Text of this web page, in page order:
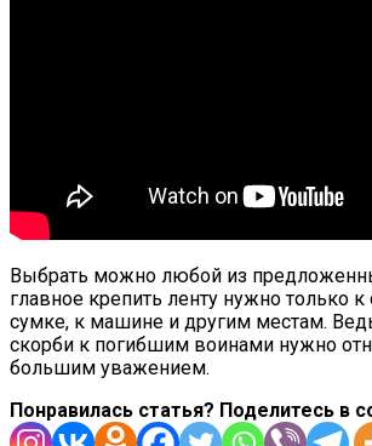
Выбрать можно любой из
главное крепить ленту нужно только
сумке, к машине и другим местам.
скорби к погибшим воинами нужно
большим уважением.
Понравилась статья? Поделитесь в